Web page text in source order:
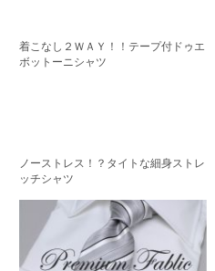
着こなし２ＷＡＹ！！テープ付ドゥエ
ボットーニシャツ
ノーストレス！？タイトな細身ストレ
ッチシャツ